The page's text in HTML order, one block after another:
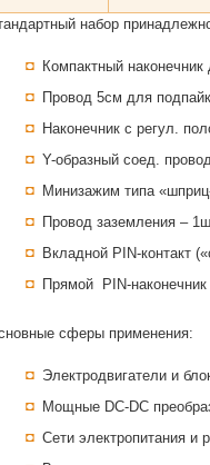
набор
Компактный
Провод 5см для
Наконечник с регул.
Y-образный соед.
Минизажим типа
Провод заземления –
Вкладной PIN-контакт
Прямой PIN-
сферы применения:
Электродвигатели и
Мощные DC-DC
Сети электропитания и